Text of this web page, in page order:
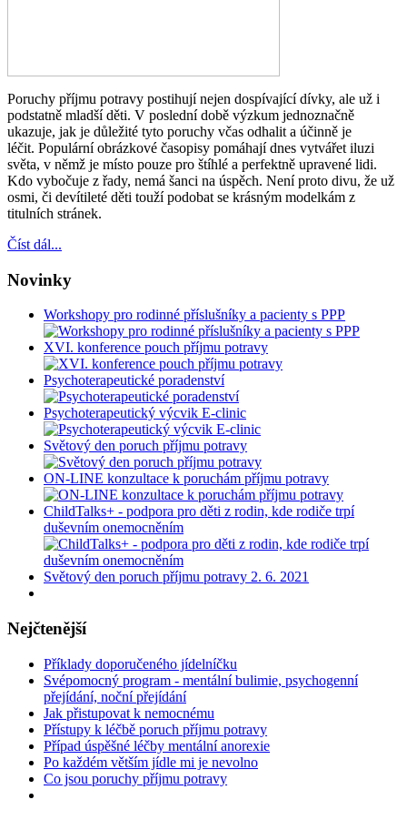
Poruchy příjmu potravy postihují nejen dospívající dívky, ale už i
podstatně mladší děti. V poslední době výzkum jednoznačně
ukazuje, jak je důležité tyto poruchy včas odhalit a účinně je
léčit. Populární obrázkové časopisy pomáhají dnes vytvářet iluzi
světa, v němž je místo pouze pro štíhlé a perfektně upravené lidi.
Kdo vybočuje z řady, nemá šanci na úspěch. Není proto divu, že už
osmi, či devítileté děti touží podobat se krásným modelkám z
titulních stránek.
Číst dál...
Novinky
Workshopy pro rodinné příslušníky a pacienty s PPP
XVI. konference pouch příjmu potravy
Psychoterapeutické poradenství
Psychoterapeutický výcvik E-clinic
Světový den poruch příjmu potravy
ON-LINE konzultace k poruchám příjmu potravy
ChildTalks+ - podpora pro děti z rodin, kde rodiče trpí
duševním onemocněním
Světový den poruch příjmu potravy 2. 6. 2021
Nejčtenější
Příklady doporučeného jídelníčku
Svépomocný program - mentální bulimie, psychogenní
přejídání, noční přejídání
Jak přistupovat k nemocnému
Přístupy k léčbě poruch příjmu potravy
Případ úspěšné léčby mentální anorexie
Po každém větším jídle mi je nevolno
Co jsou poruchy příjmu potravy